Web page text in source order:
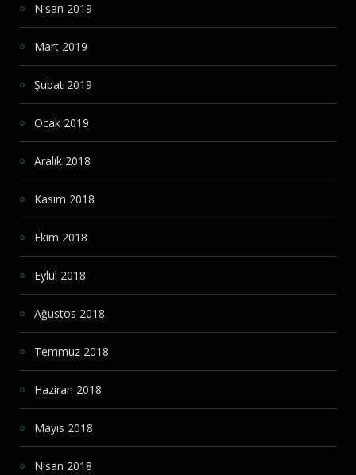
Nisan 2019
Mart 2019
Şubat 2019
Ocak 2019
Aralık 2018
Kasım 2018
Ekim 2018
Eylül 2018
Ağustos 2018
Temmuz 2018
Haziran 2018
Mayıs 2018
Nisan 2018